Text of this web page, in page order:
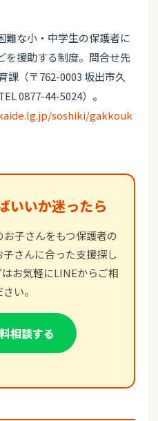
難な小・中学生の保護者に
を援助する制度。問合せ先
課（〒762-0003 坂出市久
0877-44-5024）。
soshiki/gakkouk
いいか迷ったら
子さんをもつ保護者の
さんに合った支援探し
お気軽にLINEからご相
い。
相談する